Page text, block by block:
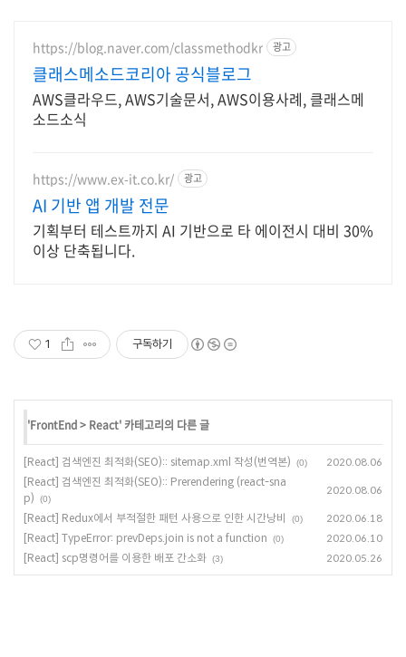
https://blog.naver.com/classmethodkr 광고
클래스메소드코리아 공식블로그
AWS클라우드, AWS기술문서, AWS이용사례, 클래스메
소드소식
https://www.ex-it.co.kr/ 광고
AI 기반 앱 개발 전문
기획부터 테스트까지 AI 기반으로 타 에이전시 대비 30%
이상 단축됩니다.
1 구독하기
'FrontEnd> React' 카테고리의 다른 글
[React] 검색엔진 최적화(SEO):: sitemap.xml 작성(번역본) (0) 2020.08.06
[React] 검색엔진 최적화(SEO):: Prerendering (react-sna
p)
(0)
2020.08.06
[React] Redux에서 부적절한 패턴 사용으로 인한 시간낭비 (0) 2020.06.18
[React] TypeError: prevDeps.join is not a function (0) 2020.06.10
[React] scp명령어를 이용한 배포 간소화 (3) 2020.05.26